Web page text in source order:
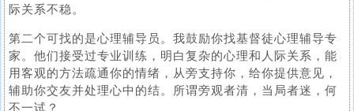
际关系不稳。
第二个可找的是心理辅导员。我鼓励你找基督徒心理辅导专
家。他们接受过专业训练，明白复杂的心理和人际关系，能
用客观的方法疏通你的情绪，从旁支持你，给你提供意见，
辅助你交友并处理心中的结。所谓旁观者清，当局者迷，何
不一试？